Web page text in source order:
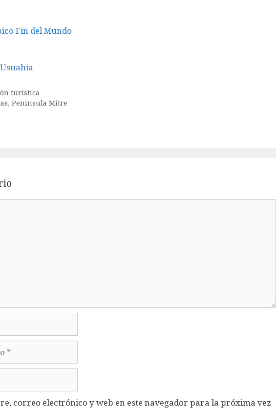
Fin del Mundo
turística
, Peninsula Mitre
correo electrónico y web en este navegador para la próxima vez